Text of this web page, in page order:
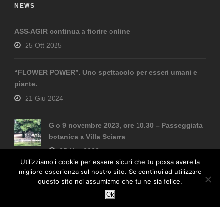
NEWS
ASS-AGIR continua a fiorire online
25 Ott 2025
“FLOWER POWER”. Uno spettacolo per esseri umani e
piante.
21 Giu 2024
Gio 9 novembre 2023, ore 10.30 – Passeggiata
botanica a Villa Sciarra
05 Nov 2023
Utilizziamo i cookie per essere sicuri che tu possa avere la
migliore esperienza sul nostro sito. Se continui ad utilizzare
questo sito noi assumiamo che tu ne sia felice.
Ok